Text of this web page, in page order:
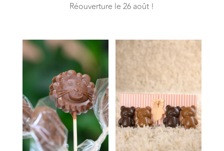
Réouverture le 26 août !